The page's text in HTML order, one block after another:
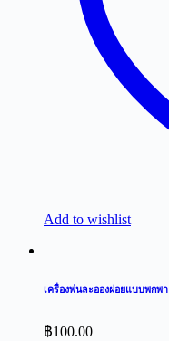
Add to wishlist
เครื่องพ่นละอองฝอยแบบพกพา
฿100.00